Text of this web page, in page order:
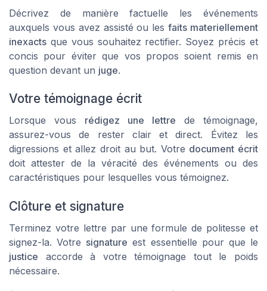
Décrivez de manière factuelle les événements
auxquels vous avez assisté ou lesfaits materiellement
inexacts que vous souhaitez rectifier. Soyez précis et
concis pour éviter que vos propos soient remis en
question devant un juge.
Votre témoignage écrit
Lorsque vous rédigez une lettre de témoignage,
assurez-vous de rester clair et direct. Évitez les
digressions et allez droit au but. Votre document écrit
doit attester de la véracité des événements ou des
caractéristiques pour lesquelles vous témoignez.
Clôture et signature
Terminez votre lettre par une formule de politesse et
signez-la. Votre signature est essentielle pour que le
justice accorde à votre témoignage tout le poids
nécessaire.